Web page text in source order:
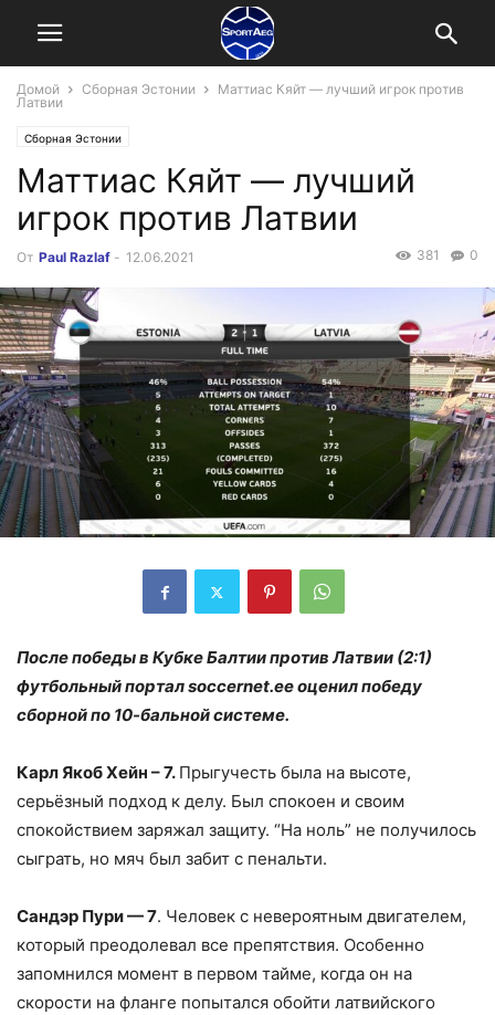
Домой Сборная Эстонии
Маттиас Кяйт — лучший игрок против
Латвии
Сборная Эстонии
Маттиас Кяйт — лучший
игрок против Латвии
От Paul Razlaf - 12.06.2021 0
381
После победы в Кубке Балтии против Латвии (2:1)
футбольный портал soccernet.ee оценил победу
сборной по 10-бальной системе.
Карл Якоб Хейн – ​​7. Прыгучесть была на высоте,
серьёзный подход к делу. Был спокоен и своим
спокойствием заряжал защиту. “На ноль” не получилось
сыграть, но мяч был забит с пенальти.
Сандэр Пури — 7. Человек с невероятным двигателем,
который преодолевал все препятствия. Особенно
запомнился момент в первом тайме, когда он на
скорости на фланге попытался обойти латвийского